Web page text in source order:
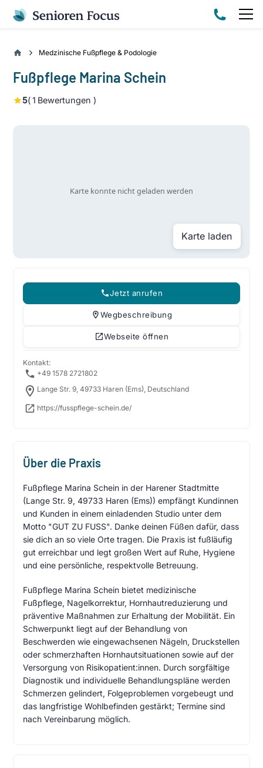
Medzinische Fußpflege & Podologie
Fußpflege Marina Schein
5(1 Bewertungen )
Karte laden
Jetzt anrufen
Wegbeschreibung
Webseite öffnen
Kontakt:
+49 1578 2721802
Lange Str. 9, 49733 Haren (Ems), Deutschland
https://fusspflege-schein.de/
Über die Praxis
Fußpflege Marina Schein in der Harener Stadtmitte
(Lange Str. 9, 49733 Haren (Ems)) empfängt Kundinnen
und Kunden in einem einladenden Studio unter dem
Motto "GUT ZU FUSS". Danke deinen Füßen dafür, dass
sie dich an so viele Orte tragen. Die Praxis ist fußläufig
gut erreichbar und legt großen Wert auf Ruhe, Hygiene
und eine persönliche, respektvolle Betreuung.
Fußpflege Marina Schein bietet medizinische
Fußpflege, Nagelkorrektur, Hornhautreduzierung und
präventive Maßnahmen zur Erhaltung der Mobilität. Ein
Schwerpunkt liegt auf der Behandlung von
Beschwerden wie eingewachsenen Nägeln, Druckstellen
oder schmerzhaften Hornhautsituationen sowie auf der
Versorgung von Risikopatient:innen. Durch sorgfältige
Diagnostik und individuelle Behandlungspläne werden
Schmerzen gelindert, Folgeproblemen vorgebeugt und
das langfristige Wohlbefinden gestärkt; Termine sind
nach Vereinbarung möglich.